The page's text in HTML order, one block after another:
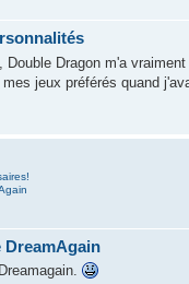
Dragon m'a
jeux préférés quand
DreamAgain